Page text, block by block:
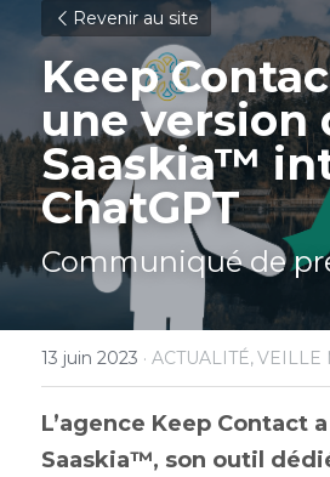
Revenir au site
Keep
une version
Saaskia™
ChatGPT
Communiqué de
13 juin 2023 · ACTUALITÉ,VEILLE
L’agence Keep Contact
Saaskia™, son outil